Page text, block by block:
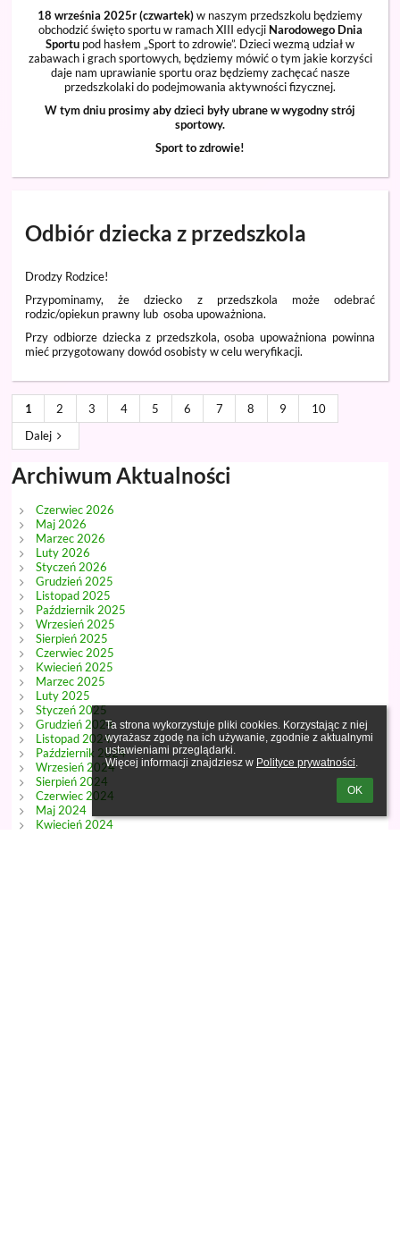
Ta strona wykorzystuje pliki cookies. Korzystając z niej
wyrażasz zgodę na ich używanie, zgodnie z aktualnymi
ustawieniami przeglądarki.
Więcej informacji znajdziesz w Polityce prywatności.
OK
18 września 2025r (czwartek)w naszym przedszkolu będziemy
obchodzić święto sportu w ramach XIII edycji Narodowego Dnia
Sportu pod hasłem „Sport to zdrowie”. Dzieci wezmą udział w
zabawach i grach sportowych, będziemy mówić o tym jakie korzyści
daje nam uprawianie sportu oraz będziemy zachęcać nasze
przedszkolaki do podejmowania aktywności fizycznej.
W tym dniu prosimy aby dzieci były ubrane w wygodny strój
sportowy.
Sport to zdrowie!
Odbiór dziecka z przedszkola
Drodzy Rodzice!
Przypominamy, że dziecko z przedszkola może odebrać
rodzic/opiekun prawny lub osoba upoważniona.
Przy odbiorze dziecka z przedszkola, osoba upoważniona powinna
mieć przygotowany dowód osobisty w celu weryfikacji.
1 2 3 4 5 6 7 8 9
10
Dalej
Archiwum Aktualności
Czerwiec 2026
Maj 2026
Marzec 2026
Luty 2026
Styczeń 2026
Grudzień 2025
Listopad 2025
Październik 2025
Wrzesień 2025
Sierpień 2025
Czerwiec 2025
Kwiecień 2025
Marzec 2025
Luty 2025
Styczeń 2025
Grudzień 2024
Listopad 2024
Październik 2024
Wrzesień 2024
Sierpień 2024
Czerwiec 2024
Maj 2024
Kwiecień 2024